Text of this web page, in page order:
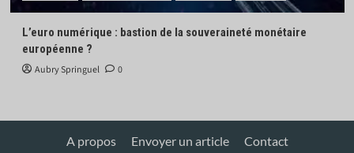
L’euro numérique : bastion de la souveraineté monétaire
européenne ?
Aubry Springuel 0
A propos Envoyer un article Contact